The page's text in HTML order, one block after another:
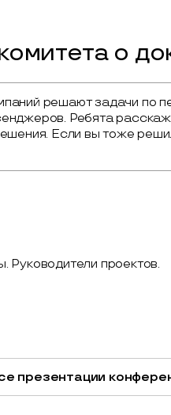
о
решают задачи по
Ребята
Если вы тоже
проектов.
презентации